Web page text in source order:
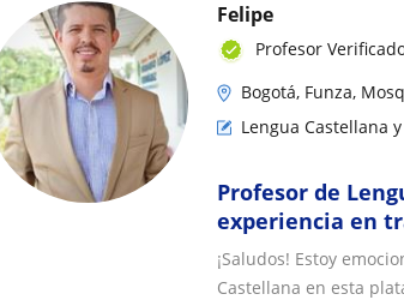
Felipe
Profesor
Bogotá, Funza,
Lengua Castellana
Profesor de
experiencia en
adultos
¡Saludos! Estoy
Castellana en esta